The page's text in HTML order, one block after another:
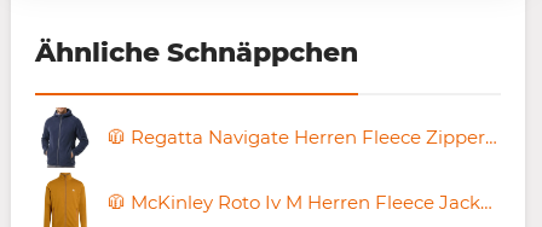
Ähnliche Schnäppchen
🧥 Regatta Navigate Herren Fleece Zipper Jacke für 14,39€ (statt 35€)
🧥 McKinley Roto Iv M Herren Fleece Jacke für 18,59€ (statt 45€)